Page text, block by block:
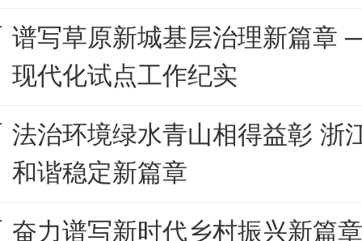
谱写草原新城基层治理新篇
现代化试点工作纪实
法治环境绿水青山相得益彰 浙
和谐稳定新篇章
奋力谱写新时代乡村振兴新篇章